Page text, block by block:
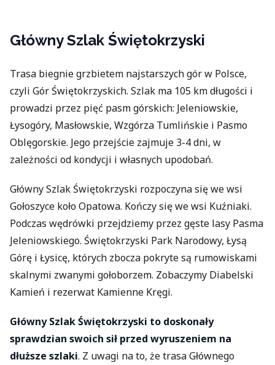
Główny Szlak Świętokrzyski
Trasa biegnie grzbietem najstarszych gór w Polsce,
czyli Gór Świętokrzyskich. Szlak ma 105 km długości i
prowadzi przez pięć pasm górskich: Jeleniowskie,
Łysogóry, Masłowskie, Wzgórza Tumlińskie i Pasmo
Oblęgorskie. Jego przejście zajmuje 3-4 dni, w
zależności od kondycji i własnych upodobań.
Główny Szlak Świętokrzyski rozpoczyna się we wsi
Gołoszyce koło Opatowa. Kończy się we wsi Kuźniaki.
Podczas wędrówki przejdziemy przez gęste lasy Pasma
Jeleniowskiego. Świętokrzyski Park Narodowy, Łysą
Górę i Łysicę, których zbocza pokryte są rumowiskami
skalnymi zwanymi gołoborzem. Zobaczymy Diabelski
Kamień i rezerwat Kamienne Kręgi.
Główny Szlak Świętokrzyski to doskonały
sprawdzian swoich sił przed wyruszeniem na
dłuższe szlaki. Z uwagi na to, że trasa Głównego